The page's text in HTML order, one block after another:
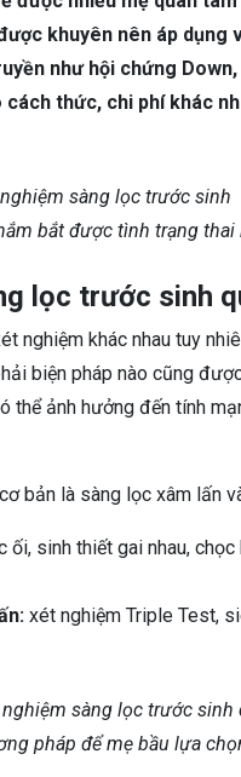
khuyên nên áp
như hội chứng
thức, chi phí khác
bắt được tình trạng
lọc trước sinh
nghiệm khác nhau tuy
biện pháp nào cũng
thể ảnh hưởng đến tính
bản là sàng lọc xâm lấn
ối, sinh thiết gai nhau,
xét nghiệm Triple Test,
pháp để mẹ bầu lựa